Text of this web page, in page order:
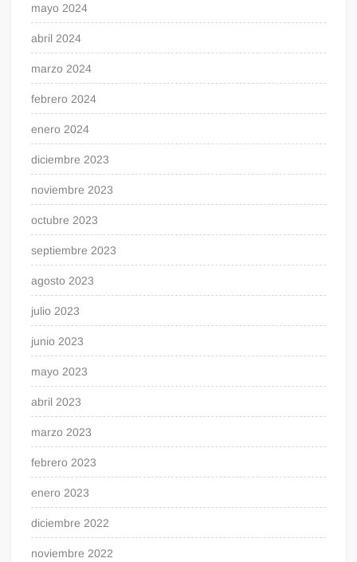
mayo 2024
abril 2024
marzo 2024
febrero 2024
enero 2024
diciembre 2023
noviembre 2023
octubre 2023
septiembre 2023
agosto 2023
julio 2023
junio 2023
mayo 2023
abril 2023
marzo 2023
febrero 2023
enero 2023
diciembre 2022
noviembre 2022